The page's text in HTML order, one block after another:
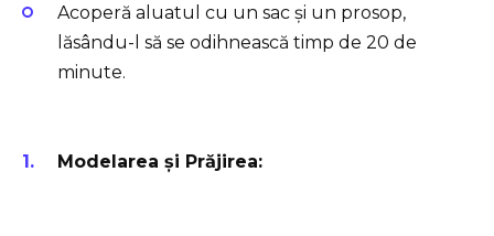
Acoperă aluatul cu un sac și un prosop,
lăsându-l să se odihnească timp de 20 de
minute.
Modelarea și Prăjirea: